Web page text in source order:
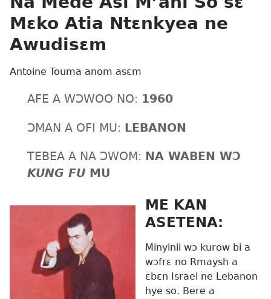
Mɛko Atia Ntɛnkyea ne
Awudisɛm
Antoine Touma anom asɛm
AFE A WƆWOO NO: 1960
ƆMAN A OFI MU: LEBANON
TEBEA A NA ƆWOM: NA WABEN WƆ
KUNG FU MU
ME KAN
ASETENA:
Minyinii wɔ kurow bi a
wɔfrɛ no Rmaysh a
ɛbɛn Israel ne Lebanon
hye so. Bere a